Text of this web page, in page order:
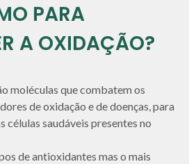
PARA
A OXIDAÇÃO?
moléculas que combatem os
de oxidação e de doenças, para
células saudáveis presentes no
de antioxidantes mas o mais